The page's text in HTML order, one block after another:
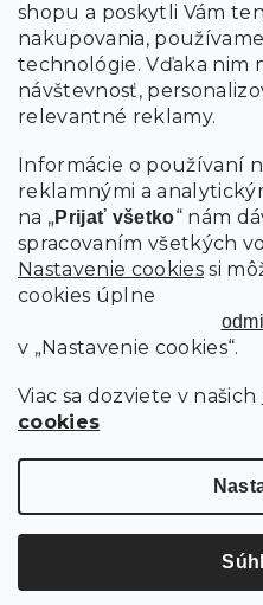
shopu a poskytli Vám
nakupovania,
technológie. Vďaka nim
návštevnosť,
relevantné reklamy.
Informácie o používaní
reklamnými a
na „Prijať všetko“ nám
spracovaním všetkých
Nastavenie cookies si
cookies úplne
v „Nastavenie cookies“.
Viac sa dozviete v našich
cookies
Vložením údajov súhlasíte s
osobných údajov
PRIHLÁSIŤ SA
Vytvoril